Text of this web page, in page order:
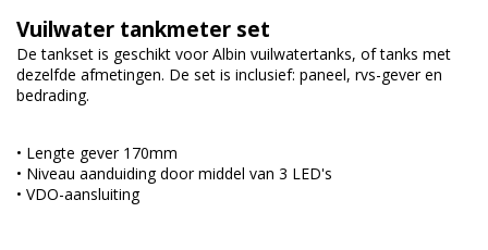
Vuilwater tankmeter set
De tankset is geschikt voor Albin vuilwatertanks, of tanks met
dezelfde afmetingen. De set is inclusief: paneel, rvs-gever en
bedrading.
• Lengte gever 170mm
• Niveau aanduiding door middel van 3 LED's
• VDO-aansluiting